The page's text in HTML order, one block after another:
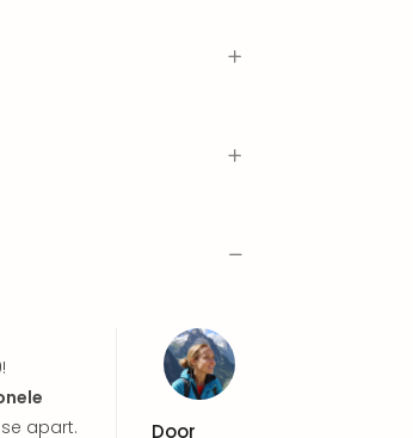
apart.
Door